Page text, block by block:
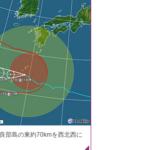
部島の東約70kmを西北西に